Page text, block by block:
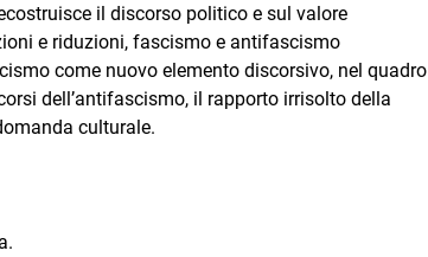
il discorso politico e sul valore
e riduzioni, fascismo e antifascismo
come nuovo elemento discorsivo, nel quadro
dell’antifascismo, il rapporto irrisolto della
culturale.